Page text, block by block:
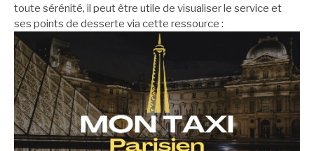
toute sérénité, il peut être utile de visualiser le service et
ses points de desserte via cette ressource :